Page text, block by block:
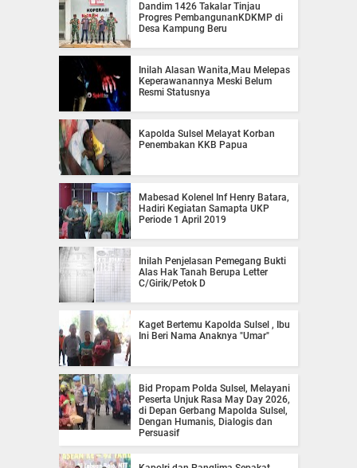
Dandim 1426 Takalar Tinjau
Progres PembangunanKDKMP di
Desa Kampung Beru
Inilah Alasan Wanita,Mau Melepas
Keperawanannya Meski Belum
Resmi Statusnya
Kapolda Sulsel Melayat Korban
Penembakan KKB Papua
Mabesad Kolenel Inf Henry Batara,
Hadiri Kegiatan Samapta UKP
Periode 1 April 2019
Inilah Penjelasan Pemegang Bukti
Alas Hak Tanah Berupa Letter
C/Girik/Petok D
Kaget Bertemu Kapolda Sulsel , Ibu
Ini Beri Nama Anaknya "Umar"
Bid Propam Polda Sulsel, Melayani
Peserta Unjuk Rasa May Day 2026,
di Depan Gerbang Mapolda Sulsel,
Dengan Humanis, Dialogis dan
Persuasif